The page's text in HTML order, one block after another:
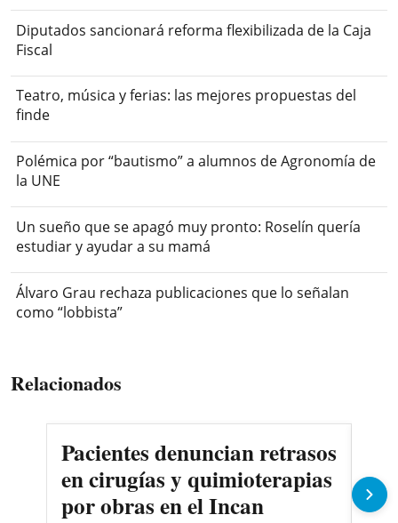
Diputados sancionará reforma flexibilizada de la Caja
Fiscal
Teatro, música y ferias: las mejores propuestas del
finde
Polémica por “bautismo” a alumnos de Agronomía de
la UNE
Un sueño que se apagó muy pronto: Roselín quería
estudiar y ayudar a su mamá
Álvaro Grau rechaza publicaciones que lo señalan
como “lobbista”
Relacionados
Pacientes denuncian retrasos
en cirugías y quimioterapias
por obras en el Incan